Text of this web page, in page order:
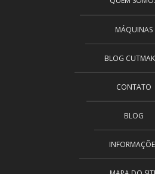
MÁQUINAS
BLOG
CONTATO
BLOG